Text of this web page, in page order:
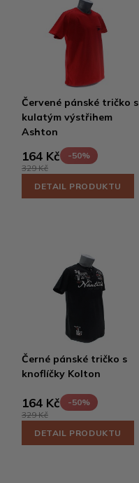
Červené pánské tričko s
kulatým výstřihem
Ashton
164 Kč
-50%
329 Kč
DETAIL PRODUKTU
Černé pánské tričko s
knoflíčky Kolton
164 Kč
-50%
329 Kč
DETAIL PRODUKTU